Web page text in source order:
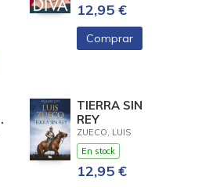
12,95 €
Comprar
TIERRA SIN
REY
ZUECO, LUIS
En stock
12,95 €